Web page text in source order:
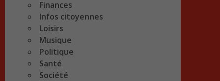
Finances
Infos citoyennes
Loisirs
Musique
Politique
Santé
Société